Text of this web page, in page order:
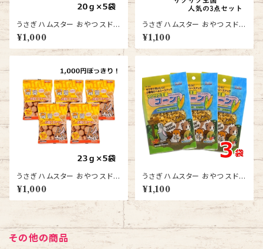
うさぎ ハムスター おやつ スドー
ちょびっと タマゴボーロ 20ｇ 5
袋 送料無料
¥1,000
うさぎ ハムスター おやつ スドー
サクサク王国 とうふ コーン ベ
ジタブル4 各1つ 計3袋 送料無
料
¥1,100
うさぎ ハムスター おやつ スドー
ちょびっと 小粒ビスケット 23ｇ
5袋 送料無料
¥1,000
うさぎ ハムスター おやつ スドー
サクサク王国 コーン 20ｇ 3袋
送料無料
¥1,100
その他の商品